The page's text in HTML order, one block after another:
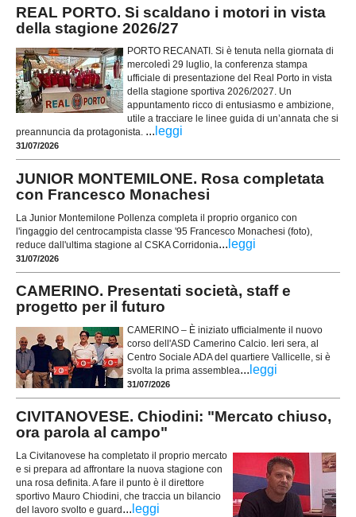
REAL PORTO. Si scaldano i motori in vista
della stagione 2026/27
PORTO RECANATI. Si è tenuta nella giornata di
mercoledì 29 luglio, la conferenza stampa
ufficiale di presentazione del Real Porto in vista
della stagione sportiva 2026/2027. Un
appuntamento ricco di entusiasmo e ambizione,
utile a tracciare le linee guida di un’annata che si
preannuncia da protagonista. ... leggi
31/07/2026
JUNIOR MONTEMILONE. Rosa completata
con Francesco Monachesi
La Junior Montemilone Pollenza completa il proprio organico con
l'ingaggio del centrocampista classe '95 Francesco Monachesi (foto),
reduce dall'ultima stagione al CSKA Corridonia... leggi
31/07/2026
CAMERINO. Presentati società, staff e
progetto per il futuro
CAMERINO – È iniziato ufficialmente il nuovo
corso dell'ASD Camerino Calcio. Ieri sera, al
Centro Sociale ADA del quartiere Vallicelle, si è
svolta la prima assemblea... leggi
31/07/2026
CIVITANOVESE. Chiodini: "Mercato chiuso,
ora parola al campo"
La Civitanovese ha completato il proprio mercato
e si prepara ad affrontare la nuova stagione con
una rosa definita. A fare il punto è il direttore
sportivo Mauro Chiodini, che traccia un bilancio
del lavoro svolto e guard... leggi